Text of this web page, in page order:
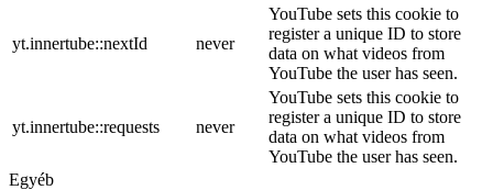
yt.innertube::nextId never
YouTube sets this cookie to
register a unique ID to store
data on what videos from
YouTube the user has seen.
yt.innertube::requests never
YouTube sets this cookie to
register a unique ID to store
data on what videos from
YouTube the user has seen.
Egyéb